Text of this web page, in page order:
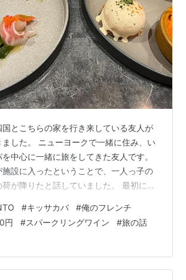
とこちらの家を行き来している友人が
した。 ニューヨークで一緒に住み、い
中心に一緒に旅をしてきた友人です。
設に入ったということで、一人っ子の
が降りたと話していました。 最初に行
れもチェーン店なので詳細は省きます）
題」が1,480円とお得だということで友
ました。 ↑ スパークリングワインはや
！ 18時までに注文するとそのお値段
1,980円ということで5時にはお店に入り
#キッサカバ #俺のフレンチ
円 #スパークリングワイン #旅の話